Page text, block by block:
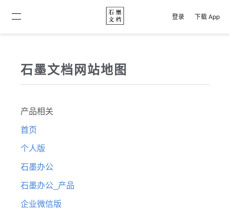
登录 下载 App
石墨文档网站地图
产品相关
首页
个人版
石墨办公
石墨办公_产品
企业微信版